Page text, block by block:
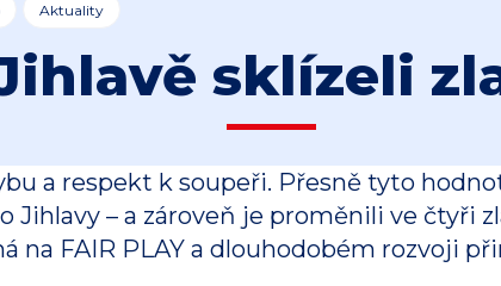
Aktuality
sklízeli
a respekt k soupeři. Přesně tyto
Jihlavy – a zároveň je proměnili ve čtyři
na FAIR PLAY a dlouhodobém rozvoji